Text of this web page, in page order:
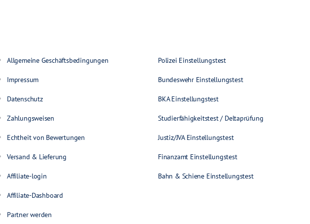
Allgemeine Geschäftsbedingungen
Impressum
Datenschutz
Zahlungsweisen
Echtheit von Bewertungen
Versand & Lieferung
Affiliate-login
Affiliate-Dashboard
Partner werden
Polizei Einstellungstest
Bundeswehr Einstellungstest
BKA Einstellungstest
Studierfähigkeitstest / Deltaprüfung
Justiz/JVA Einstellungstest
Finanzamt Einstellungstest
Bahn & Schiene Einstellungstest